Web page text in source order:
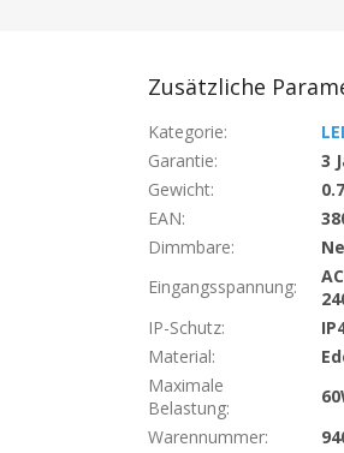
Zusätzliche
Kategorie:
Garantie:
3
Gewicht:
EAN:
Dimmbare:
Eingangsspannung:
IP-Schutz:
Material:
Maximale
Belastung:
Warennummer: